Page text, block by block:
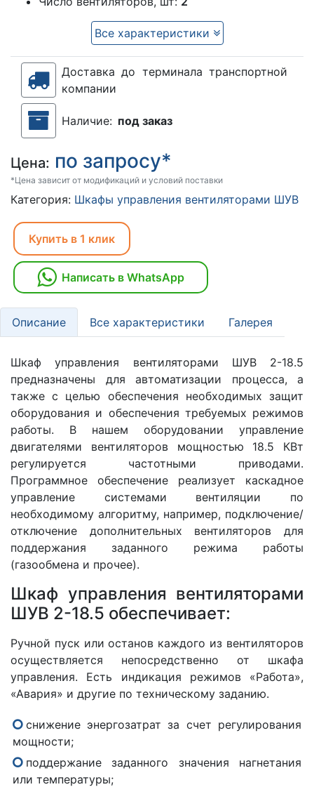
Все характеристики
Доставка до терминала транспортной
компании
Наличие: под заказ
Цена: по запросу*
*Цена зависит от модификаций и условий поставки
Категория: Шкафы управления вентиляторами ШУВ
Купить в 1 клик
Написать в WhatsApp
Описание Все характеристики Галерея
Шкаф управления вентиляторами ШУВ 2-18.5
предназначены для автоматизации процесса, а
также с целью обеспечения необходимых защит
оборудования и обеспечения требуемых режимов
работы. В нашем оборудовании управление
двигателями вентиляторов мощностью 18.5 КВт
регулируется частотными приводами.
Программное обеспечение реализует каскадное
управление системами вентиляции по
необходимому алгоритму, например, подключение/
отключение дополнительных вентиляторов для
поддержания заданного режима работы
(газообмена и прочее).
Шкаф управления вентиляторами
ШУВ 2-18.5 обеспечивает:
Ручной пуск или останов каждого из вентиляторов
осуществляется непосредственно от шкафа
управления. Есть индикация режимов «Работа»,
«Авария» и другие по техническому заданию.
снижение энергозатрат за счет регулирования
мощности;
поддержание заданного значения нагнетания
или температуры;